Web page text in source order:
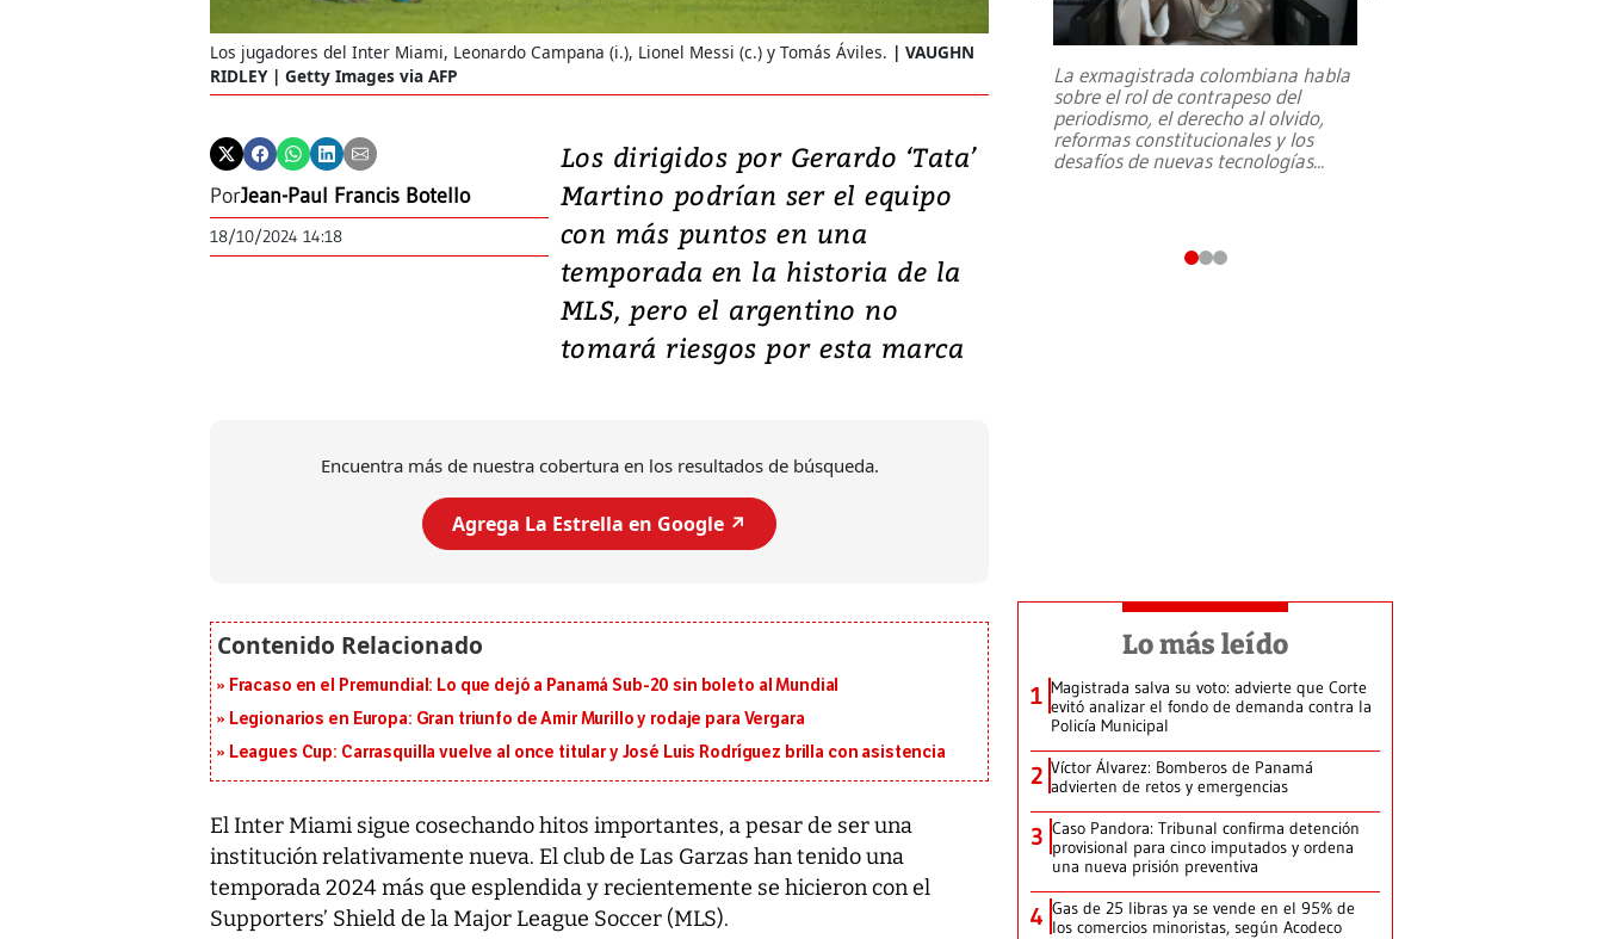
Los jugadores del Inter Miami, Leonardo Campana (i.), Lionel Messi (c.) y Tomás Áviles.
VAUGHN
RIDLEY | Getty Images via AFP
PorJean-Paul Francis Botello
18/10/2024 14:18
Los dirigidos por Gerardo ‘Tata’
Martino podrían ser el equipo
con más puntos en una
temporada en la historia de la
MLS, pero el argentino no
tomará riesgos por esta marca
Encuentra más de nuestra cobertura en los resultados de búsqueda.
Agrega La Estrella en Google ↗️
Fracaso en el Premundial: Lo que dejó a Panamá Sub-20 sin boleto al Mundial
Legionarios en Europa: Gran triunfo de Amir Murillo y rodaje para Vergara
Leagues Cup: Carrasquilla vuelve al once titular y José Luis Rodríguez brilla con asistencia
El Inter Miami sigue cosechando hitos importantes, a pesar de ser una
institución relativamente nueva. El club de Las Garzas han tenido una
temporada 2024 más que esplendida y recientemente se hicieron con el
Supporters’ Shield de la Major League Soccer (MLS).
Un fuerte terremoto de magnitud
7,1 se registró este martes 28 de
julio en la prefectura de Kumamoto,
emergencia de gran...
La exmagistrada colombiana habla
sobre el rol de contrapeso del
periodismo, el derecho al olvido,
reformas constitucionales y los
desafíos de nuevas tecnologías...
Lo más leído
1 Magistrada salva su voto: advierte que Corte
evitó analizar el fondo de demanda contra la
Policía Municipal
2 Víctor Álvarez: Bomberos de Panamá
advierten de retos y emergencias
3 Caso Pandora: Tribunal confirma detención
provisional para cinco imputados y ordena
una nueva prisión preventiva
4 Gas de 25 libras ya se vende en el 95% de
los comercios minoristas, según Acodeco